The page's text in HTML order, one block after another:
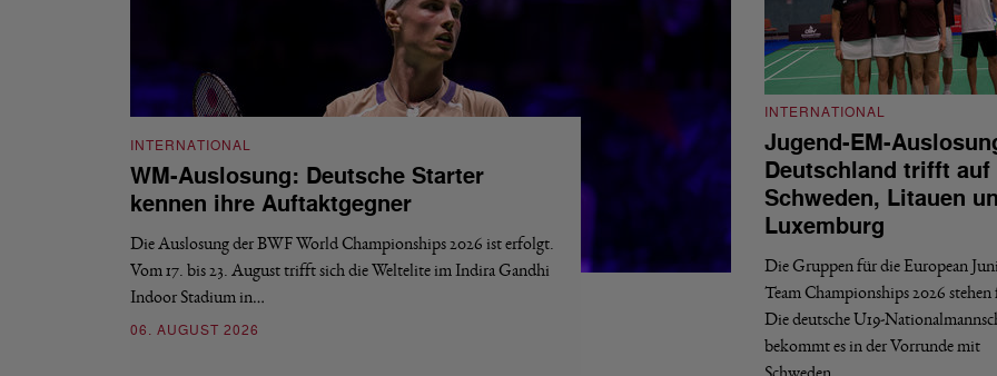
INTERNATIONAL
WM-Auslosung: Deutsche Starter
kennen ihre Auftaktgegner
Die Auslosung der BWF World Championships 2026 ist erfolgt.
Vom 17. bis 23. August trifft sich die Weltelite im Indira Gandhi
Indoor Stadium in…
06. AUGUST 2026
INTERNATIONAL
Jugend-EM-
Deutschland trifft auf
Schweden, Litauen
Luxemburg
Die Gruppen für die European
Team Championships 2026 stehen
Die deutsche U19-
bekommt es in der Vorrunde mit